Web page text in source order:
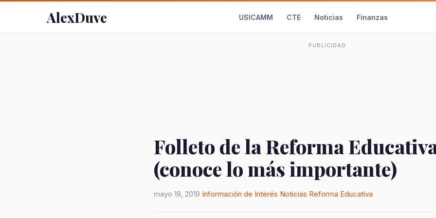
AlexDuve USICAMM CTE Noticias Finanzas
PUBLICIDAD
Folleto de la Reforma
(conoce lo más importante)
mayo 19, 2019 Información de Interés Noticias Reforma Educativa